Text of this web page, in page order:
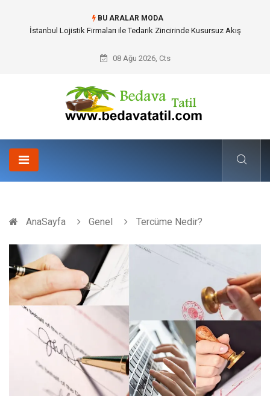
BU ARALAR MODA
Dalaman Bozburun Transfer: Seyahat Prestijinde Ve Zaman Yönetiminde
08 Ağu 2026, Cts
AnaSayfa Genel Tercüme Nedir?